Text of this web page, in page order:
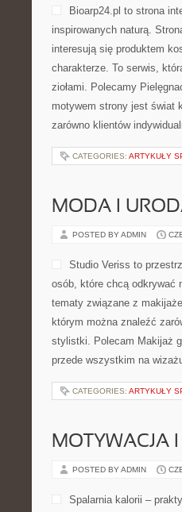
Bioarp24.pl to strona
inspirowanych naturą.
interesują się produktem
charakterze. To serwis,
ziołami. Polecamy
motywem strony jest świat
zarówno klientów
CATEGORIES: ARTYKUŁY
MODA I
POSTED BY ADMIN
Studio Veriss to
osób, które chcą odkrywać
tematy związane z
którym można znaleźć
stylistki. Polecam Makijaż
przede wszystkim na
CATEGORIES: ARTYKUŁY
MOTYWACJA
POSTED BY ADMIN
Spalarnia kalorii –